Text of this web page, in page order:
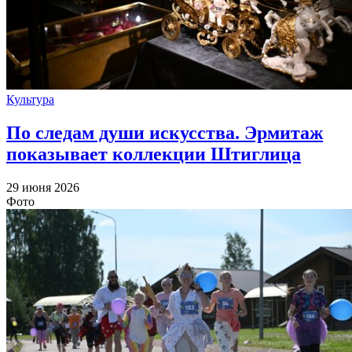
Культура
По следам души искусства. Эрмитаж
показывает коллекции Штиглица
29 июня 2026
Фото